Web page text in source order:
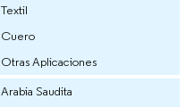
Textil
Cuero
Otras Aplicaciones
Arabia Saudita